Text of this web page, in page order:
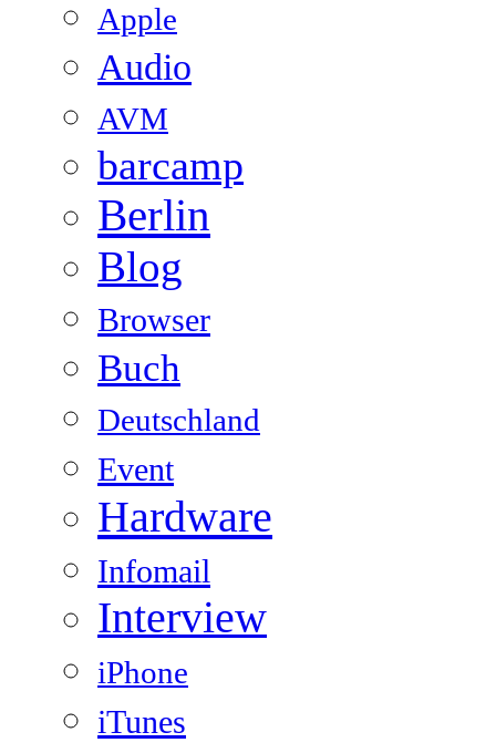
Apple
Audio
AVM
barcamp
Berlin
Blog
Browser
Buch
Deutschland
Event
Hardware
Infomail
Interview
iPhone
iTunes